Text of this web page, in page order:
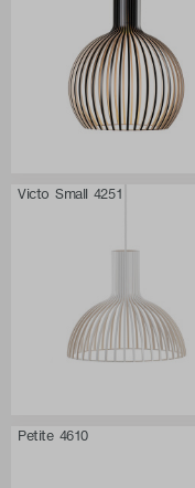
Victo Small 4251
Petite 4610